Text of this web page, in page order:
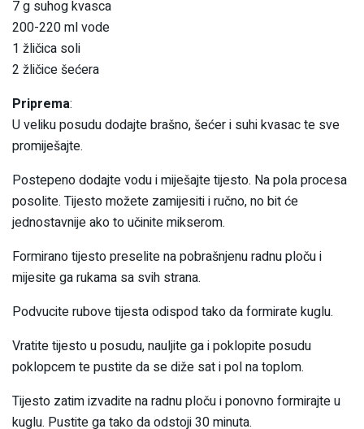
7 g suhog kvasca
200-220 ml vode
1 žličica soli
2 žličice šećera
Priprema:
U veliku posudu dodajte brašno, šećer i suhi kvasac te sve
promiješajte.
Postepeno dodajte vodu i miješajte tijesto. Na pola procesa
posolite. Tijesto možete zamijesiti i ručno, no bit će
jednostavnije ako to učinite mikserom.
Formirano tijesto preselite na pobrašnjenu radnu ploču i
mijesite ga rukama sa svih strana.
Podvucite rubove tijesta odispod tako da formirate kuglu.
Vratite tijesto u posudu, nauljite ga i poklopite posudu
poklopcem te pustite da se diže sat i pol na toplom.
Tijesto zatim izvadite na radnu ploču i ponovno formirajte u
kuglu. Pustite ga tako da odstoji 30 minuta.